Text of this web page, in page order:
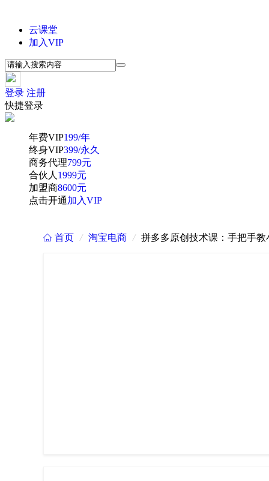
云课堂
加入VIP
登录 注册
快捷登录
年费VIP199/年
终身VIP399/永久
商务代理799元
合伙人 1999元
加盟商8600元
点击开通加入VIP
 首页 / 淘宝电商 / 拼多多原创技术课：手把手